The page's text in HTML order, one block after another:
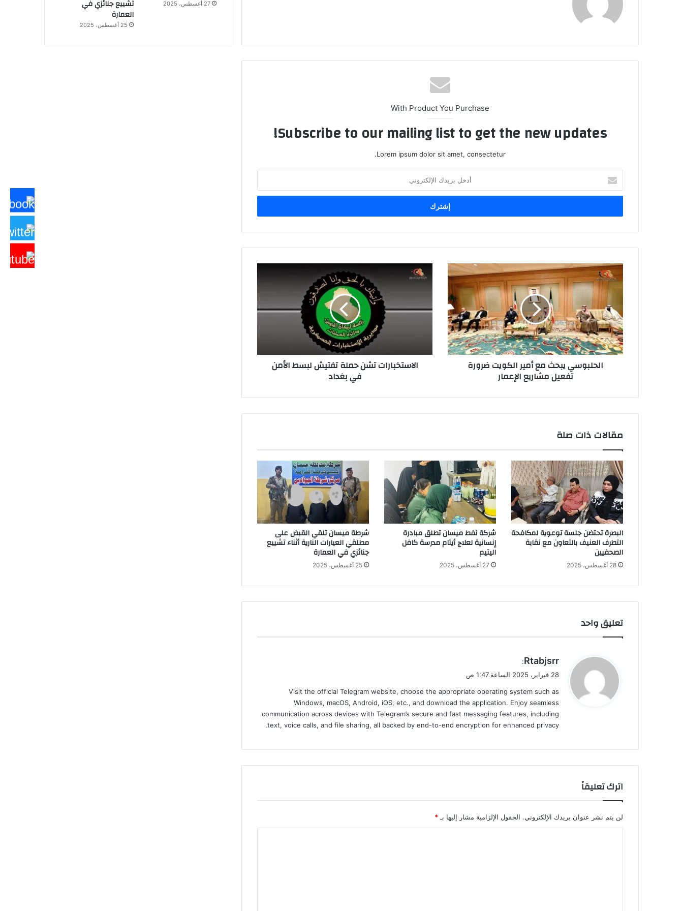
With Product You Purchase
Subscribe to our mailing list to get the new updates!
Lorem ipsum dolor sit amet, consectetur.
بريدك
الإلكتروني
الحلبوسي
يبحث
الكويت
ضرورة
تفعيل
مشاريع
الإعمار
الحلبوسي يبحث مع أمير الكويت ضرورة
تفعيل مشاريع الإعمار
الاستخبارات
تشن
لبسط
الاستخبارات تشن حملة تفتيش لبسط الأمن
في بغداد
مقالات ذات صلة
البصرة تحتضن جلسة توعوية لمكافحة
التطرف العنيف بالتعاون مع نقابة
الصحفيين
28 أغسطس، 2025
شركة نفط ميسان تطلق مبادرة
إنسانية لعلاج أيتام مدرسة كافل
اليتيم
27 أغسطس، 2025
شرطة ميسان تلقي القبض على
مطلقي العيارات النارية أثناء تشييع
جنائزي في العمارة
25 أغسطس، 2025
تعليق واحد
ي
ل
Rtabjsrr
:
28 فبراير، 2025 الساعة 1:47 ص
Visit the official Telegram website, choose the appropriate operating system such as
Windows, macOS, Android, iOS, etc., and download the application. Enjoy seamless
communication across devices with Telegram’s secure and fast messaging features, including
text, voice calls, and file sharing, all backed by end-to-end encryption for enhanced privacy.
اترك تعليقاً
لن يتم نشر عنوان بريدك الإلكتروني. الحقول الإلزامية مشار إليها بـ *
27 أغسطس، 2025
تشييع جنائزي في
العمارة
25 أغسطس، 2025